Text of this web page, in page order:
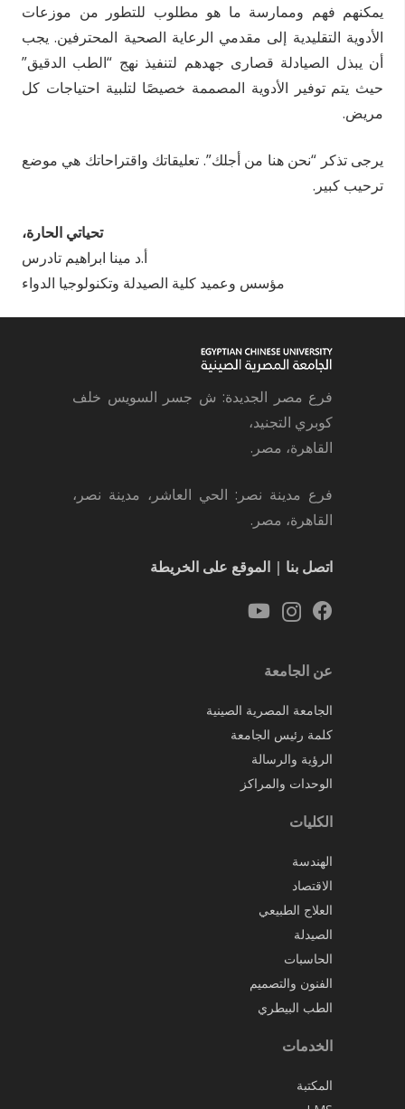
يمكنهم فهم وممارسة ما هو مطلوب للتطور من موزعات
الأدوية التقليدية إلى مقدمي الرعاية الصحية المحترفين. يجب
أن يبذل الصيادلة قصارى جهدهم لتنفيذ نهج “الطب الدقيق”
حيث يتم توفير الأدوية المصممة خصيصًا لتلبية احتياجات كل
مريض.
يرجى تذكر “نحن هنا من أجلك”. تعليقاتك واقتراحاتك هي موضع
ترحيب كبير.
تحياتي الحارة،
أ.د مينا ابراهيم تادرس
مؤسس وعميد كلية الصيدلة وتكنولوجيا الدواء
فرع مصر الجديدة: ش جسر السويس خلف
كوبري التجنيد،
القاهرة، مصر.
فرع مدينة نصر: الحي العاشر، مدينة نصر،
القاهرة، مصر.
اتصل بنا | الموقع على الخريطة
عن الجامعة
الجامعة المصرية الصينية
كلمة رئيس الجامعة
الرؤية والرسالة
الوحدات والمراكز
الكليات
الهندسة
الاقتصاد
العلاج الطبيعي
الصيدلة
الحاسبات
الفنون والتصميم
الطب البيطري
الخدمات
المكتبة